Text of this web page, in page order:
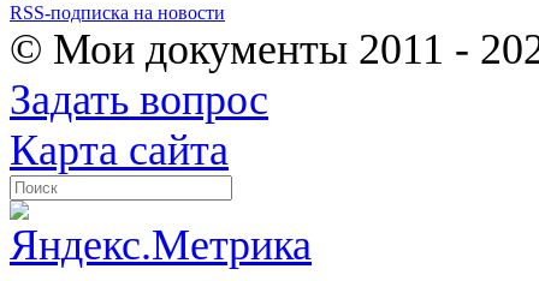
RSS-подписка на новости
© Мои документы 2011 -
Задать вопрос
Карта сайта